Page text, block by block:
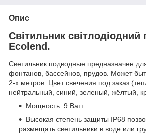
Опис
Світильник
Ecolend.
Светильник подводные предназначен
фонтанов, бассейнов, прудов. Может
2-х метров. Цвет свечения под заказ
нейтральный, синий, зеленый, жёлтый,
Мощность: 9 Ватт.
Высокая степень защиты IP68
размещать светильники в воде или